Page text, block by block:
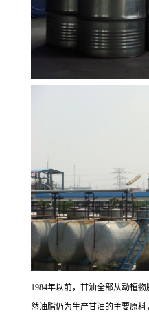
1984年以前，甘油全部从动植
然油脂仍为生产甘油的主要原